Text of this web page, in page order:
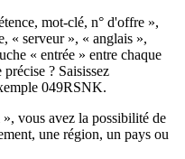
mot-clé, n° d'offre »,
« serveur », « anglais »,
« entrée » entre chaque
? Saisissez
049RSNK.
vous avez la possibilité de
une région, un pays ou